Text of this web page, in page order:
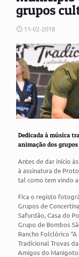
grupos
11-02-2018
Dedicada à música
animação dos
Antes de dar início
à assinatura de
tal como tem vindo
Fica o registo
Grupos de
Safurdão, Casa do
Grupo de Bombos
Rancho Folclórico
Tradicional Trovas
Amigos do